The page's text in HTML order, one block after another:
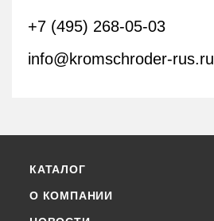
+7 (495) 268-05-03
info@kromschroder-rus.ru
КАТАЛОГ
О КОМПАНИИ